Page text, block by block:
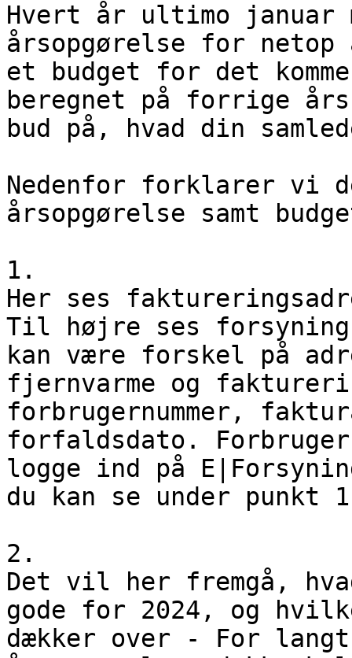
Hvert år ultimo januar
årsopgørelse for
et budget for det
beregnet på forrige
bud på, hvad din
Nedenfor forklarer vi
årsopgørelse samt
1.
Her ses
Til højre ses
kan være forskel på
fjernvarme og
forbrugernummer,
forfaldsdato.
logge ind på
du kan se under punkt
2.
Det vil her fremgå,
gode for 2024, og
dækker over - For